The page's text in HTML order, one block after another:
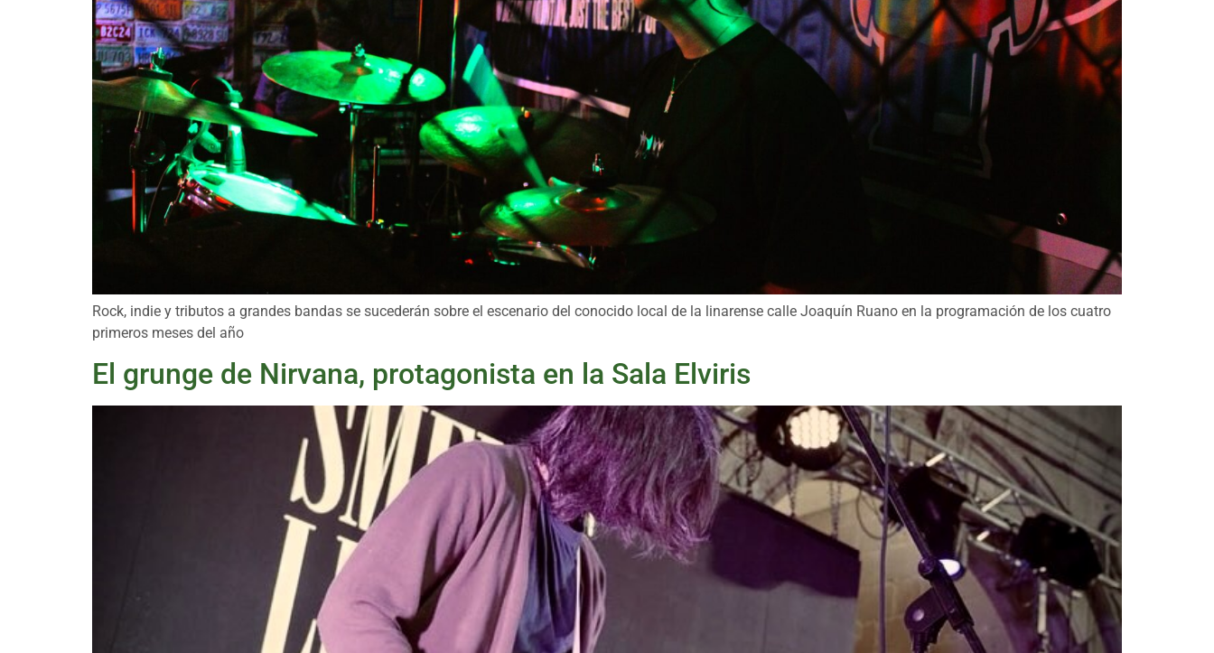
Rock, indie y tributos a grandes bandas se sucederán sobre el escenario del conocido local de la linarense calle Joaquín Ruano en la programación de los cuatro
primeros meses del año
El grunge de Nirvana, protagonista en la Sala Elviris